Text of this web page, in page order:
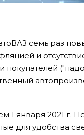
семь раз
и
1 января 2021
для удобства